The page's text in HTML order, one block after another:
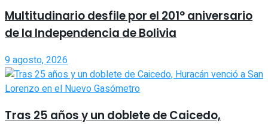
Multitudinario desfile por el 201° aniversario
de la Independencia de Bolivia
9 agosto, 2026
Tras 25 años y un doblete de Caicedo,